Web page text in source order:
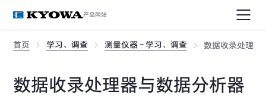
产品网站
首页 学习、调查 测量仪器 - 学习、调查 数据收录处理器
数据收录处理器与数据分析器